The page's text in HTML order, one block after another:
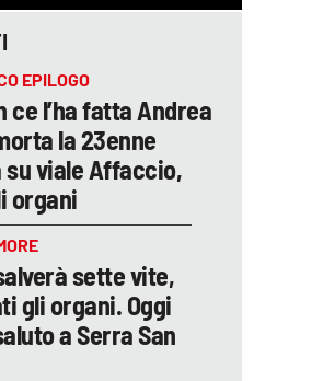
EPILOGO
ce l’ha fatta Andrea
la 23enne
viale Affaccio,
organi
sette vite,
gli organi. Oggi
a Serra San